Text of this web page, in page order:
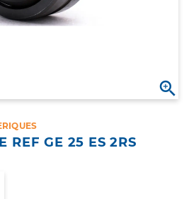

REF GE 25 ES 2RS